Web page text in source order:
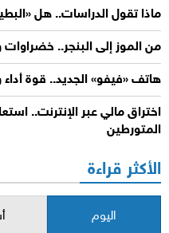
ماذا تقول الدراسات.. هل
من الموز إلى البنجر..
هاتف «فيفو» الجديد.. قوة
المتورطين
الأكثر قراءة
اليوم